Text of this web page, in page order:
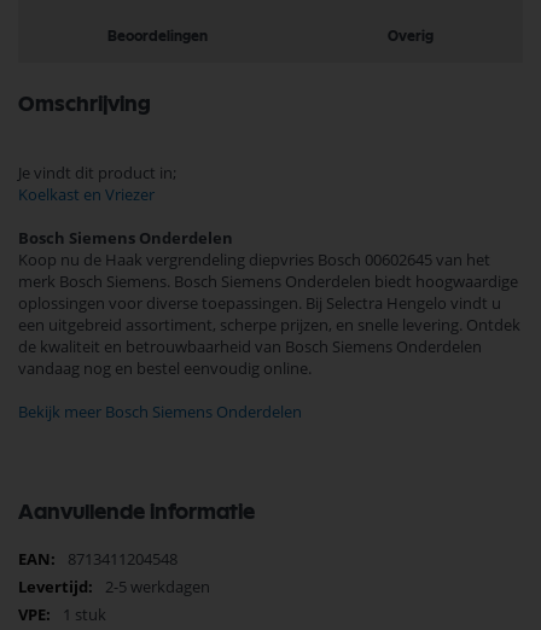
Beoordelingen Overig
Omschrijving
Je vindt dit product in;
Koelkast en Vriezer
Bosch Siemens Onderdelen
Koop nu de Haak vergrendeling diepvries Bosch 00602645 van het
merk Bosch Siemens. Bosch Siemens Onderdelen biedt hoogwaardige
oplossingen voor diverse toepassingen. Bij Selectra Hengelo vindt u
een uitgebreid assortiment, scherpe prijzen, en snelle levering. Ontdek
de kwaliteit en betrouwbaarheid van Bosch Siemens Onderdelen
vandaag nog en bestel eenvoudig online.
Bekijk meer Bosch Siemens Onderdelen
Aanvullende informatie
Meer
informatie
8713411204548
2-5 werkdagen
1 stuk